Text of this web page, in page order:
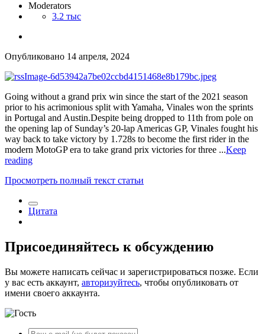
Moderators
3.2 тыс
Опубликовано 14 апреля, 2024
Going without a grand prix win since the start of the 2021 season
prior to his acrimonious split with Yamaha, Vinales won the sprints
in Portugal and Austin.Despite being dropped to 11th from pole on
the opening lap of Sunday’s 20-lap Americas GP, Vinales fought his
way back to take victory by 1.728s to become the first rider in the
modern MotoGP era to take grand prix victories for three ...Keep
reading
Просмотреть полный текст статьи
Цитата
Присоединяйтесь к обсуждению
Вы можете написать сейчас и зарегистрироваться позже. Если
у вас есть аккаунт, авторизуйтесь, чтобы опубликовать от
имени своего аккаунта.